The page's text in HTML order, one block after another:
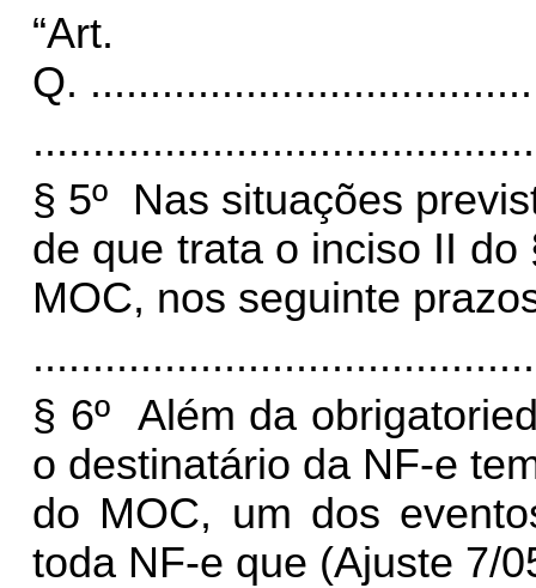
Q.
§ 5º Nas situações
de que trata o inciso II do
MOC, nos seguinte
§ 6º Além da
o destinatário da NF-e
do MOC, um dos
toda NF-e que (Ajuste 7/